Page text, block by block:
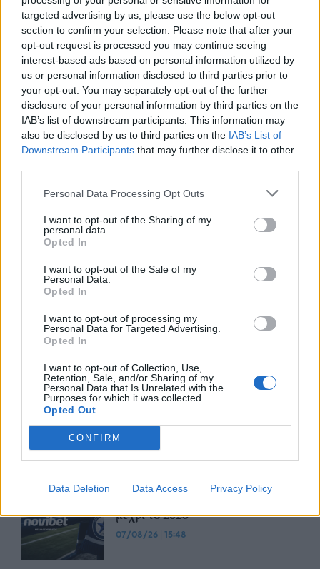
targeted advertising by us, please use the below opt-out
section to confirm your selection. Please note that after your
opt-out request is processed you may continue seeing
interest-based ads based on personal information utilized by
us or personal information disclosed to third parties prior to
your opt-out. You may separately opt-out of the further
disclosure of your personal information by third parties on the
IAB’s list of downstream participants. This information may
also be disclosed by us to third parties on the IAB’s List of
Downstream Participants that may further disclose it to other
Personal Data Processing Opt Outs
I want to opt-out of the Sharing of my
personal data.
Opted In
I want to opt-out of the Sale of my
Personal Data.
Opted In
I want to opt-out of processing my
Personal Data for Targeted Advertising.
Opted In
I want to opt-out of Collection, Use,
Retention, Sale, and/or Sharing of my
Personal Data that Is Unrelated with the
Purposes for which it was collected.
Opted Out
CONFIRM
Data Deletion Data Access Privacy Policy
TP Greece: Πώς διαμορφώνεται το
μέλλον του Insurance στην εποχή του AI
Advertorial
Περισσότερα από το
Trade Estates: Στην κατοχή της το
50% του Sofia South Ring Mall με
07/08/26
Ατρόμητος και Novibet
ανανεώνουν τη συνεργασία τους
μέχρι το 2028
07/08/26 | 15:48